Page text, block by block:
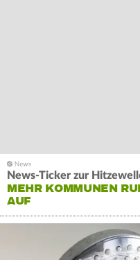
News-Ticker zur
MEHR KOMMUNEN
AUF